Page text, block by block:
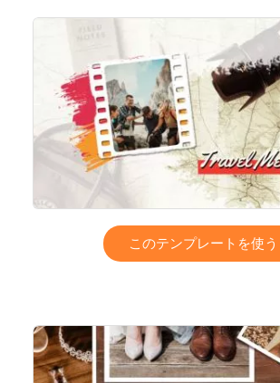
このテンプレートを使う